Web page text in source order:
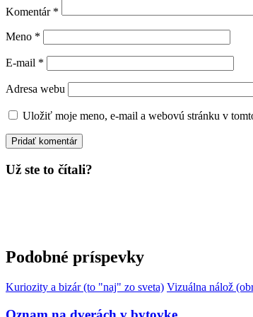
Komentár *
Meno *
E-mail *
Adresa webu
Uložiť moje meno, e-mail a webovú stránku v
Už ste to čítali?
Podobné príspevky
Kuriozity a bizár (to "naj" zo sveta) Vizuálna nálož